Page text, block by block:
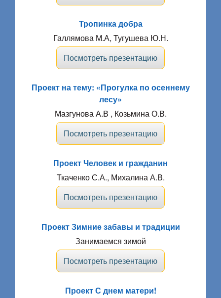
Тропинка добра
Галлямова М.А, Тугушева Ю.Н.
Посмотреть презентацию
Проект на тему: «Прогулка по осеннему
лесу»
Мазгунова А.В , Козьмина О.В.
Посмотреть презентацию
Проект Человек и гражданин
Ткаченко С.А., Михалина А.В.
Посмотреть презентацию
Проект Зимние забавы и традиции
Занимаемся зимой
Посмотреть презентацию
Проект С днем матери!